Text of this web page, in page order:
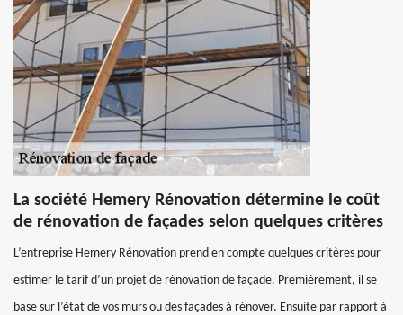
La société Hemery Rénovation détermine le coût
de rénovation de façades selon quelques critères
L’entreprise Hemery Rénovation prend en compte quelques critères pour
estimer le tarif d’un projet de rénovation de façade. Premièrement, il se
base sur l’état de vos murs ou des façades à rénover. Ensuite par rapport à